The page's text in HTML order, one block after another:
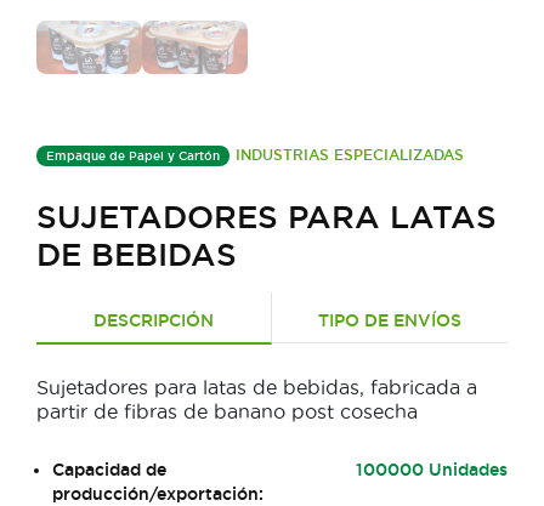
Empaque de Papel y Cartón INDUSTRIAS ESPECIALIZADAS
SUJETADORES PARA LATAS
DE BEBIDAS
DESCRIPCIÓN TIPO DE ENVÍOS
Sujetadores para latas de bebidas, fabricada a
partir de fibras de banano post cosecha
Capacidad de
producción/exportación:
100000 Unidades